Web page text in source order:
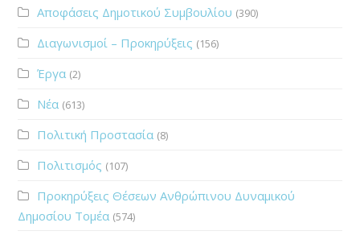
Αποφάσεις Δημοτικού Συμβουλίου (390)
Διαγωνισμοί – Προκηρύξεις (156)
Έργα (2)
Νέα (613)
Πολιτική Προστασία (8)
Πολιτισμός (107)
Προκηρύξεις Θέσεων Ανθρώπινου Δυναμικού
Δημοσίου Τομέα (574)